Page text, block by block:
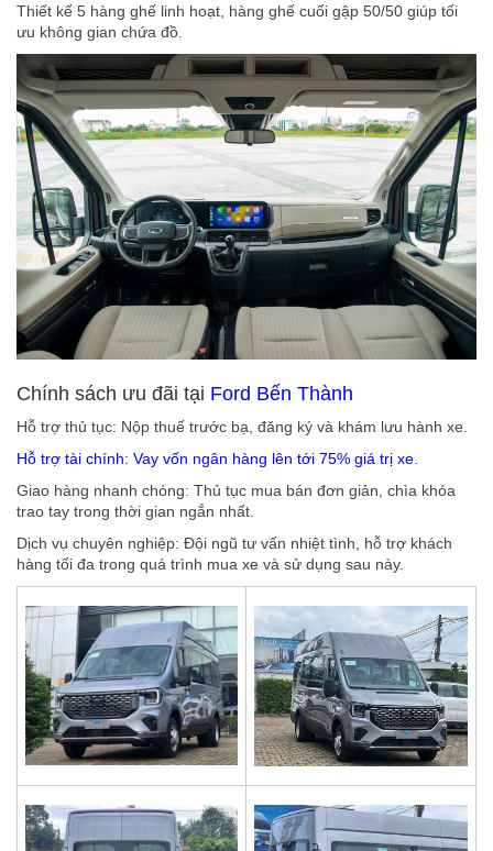
Thiết kế 5 hàng ghế linh hoạt, hàng ghế cuối gập 50/50 giúp tối
ưu không gian chứa đồ.
Chính sách ưu đãi tại Ford Bến Thành
Hỗ trợ thủ tục: Nộp thuế trước bạ, đăng ký và khám lưu hành xe.
Hỗ trợ tài chính: Vay vốn ngân hàng lên tới 75% giá trị xe.
Giao hàng nhanh chóng: Thủ tục mua bán đơn giản, chìa khóa
trao tay trong thời gian ngắn nhất.
Dịch vụ chuyên nghiệp: Đội ngũ tư vấn nhiệt tình, hỗ trợ khách
hàng tối đa trong quá trình mua xe và sử dụng sau này.